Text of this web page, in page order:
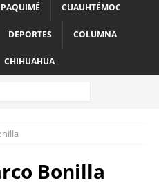
CUAUHTÉMOC
DEPORTES COLUMNA
CHIHUAHUA
Bonilla